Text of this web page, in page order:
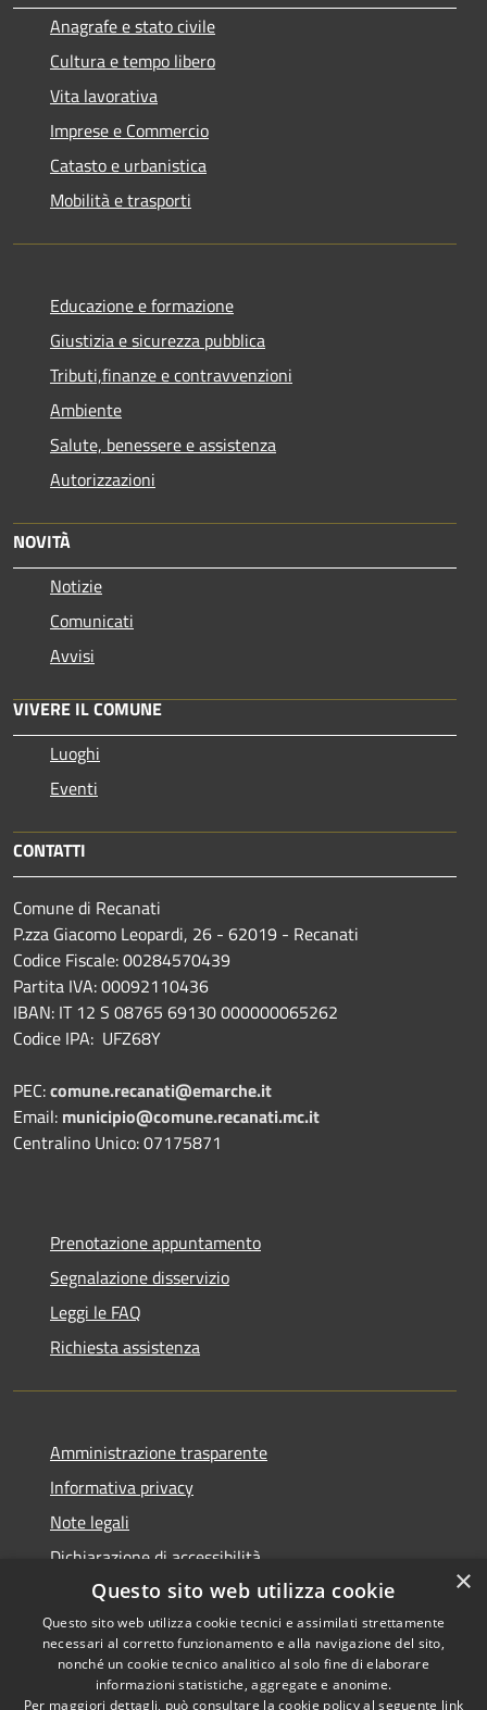
Anagrafe e stato civile
Cultura e tempo libero
Vita lavorativa
Imprese e Commercio
Catasto e urbanistica
Mobilità e trasporti
Educazione e formazione
Giustizia e sicurezza pubblica
Tributi,finanze e contravvenzioni
Ambiente
Salute, benessere e assistenza
Autorizzazioni
NOVITÀ
Notizie
Comunicati
Avvisi
VIVERE IL COMUNE
Luoghi
Eventi
CONTATTI
Comune di Recanati
P.zza Giacomo Leopardi, 26 - 62019 - Recanati
Codice Fiscale: 00284570439
Partita IVA: 00092110436
IBAN: IT 12 S 08765 69130 000000065262
Codice IPA: UFZ68Y
PEC:comune.recanati@emarche.it
Email: municipio@comune.recanati.mc.it
Centralino Unico: 07175871
Prenotazione appuntamento
Segnalazione disservizio
Leggi le FAQ
Richiesta assistenza
Amministrazione trasparente
Informativa privacy
Note legali
Dichiarazione di accessibilità
Accessibilità
Copyright © 2026 • Comune di
Recanati • Powered by
×
Questo sito web utilizza cookie
Questo sito web utilizza cookie tecnici e assimilati strettamente
necessari al corretto funzionamento e alla navigazione del sito,
nonché un cookie tecnico analitico al solo fine di elaborare
informazioni statistiche, aggregate e anonime.
Per maggiori dettagli, può consultare la cookie policy al seguente link